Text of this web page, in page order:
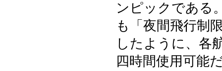
ンピックである
も「夜間飛行制
したように、各
四時間使用可能